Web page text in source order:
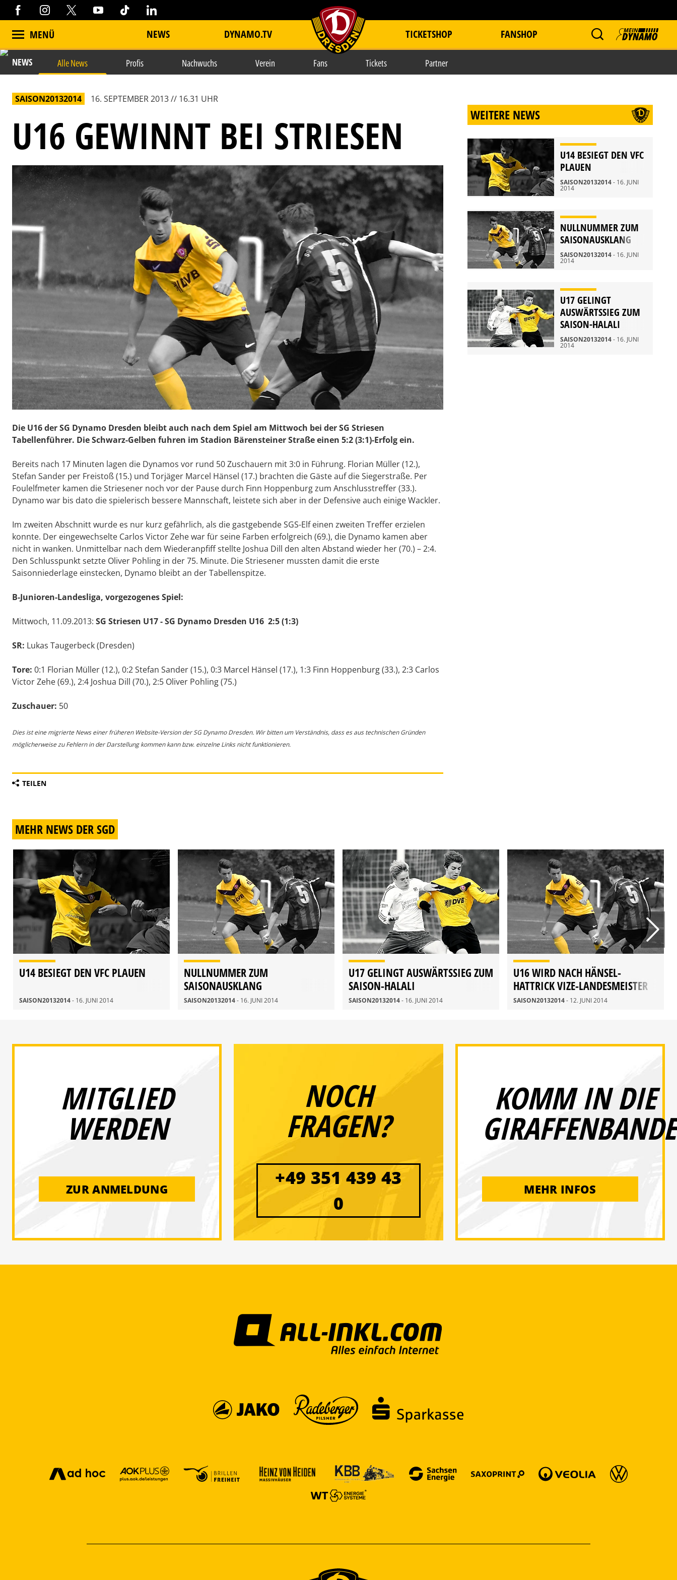
MENÜ NEWS DYNAMO.TV item.title TICKETSHOP FANSHOP
NEWS Alle News Profis Nachwuchs Verein Fans Tickets Partner
SAISON20132014 16. SEPTEMBER 2013 // 16.31 UHR
U16 GEWINNT BEI STRIESEN
Die U16 der SG Dynamo Dresden bleibt auch nach dem Spiel am Mittwoch bei der SG Striesen
Tabellenführer. Die Schwarz-Gelben fuhren im Stadion Bärensteiner Straße einen 5:2 (3:1)-Erfolg ein.
Bereits nach 17 Minuten lagen die Dynamos vor rund 50 Zuschauern mit 3:0 in Führung. Florian Müller (12.),
Stefan Sander per Freistoß (15.) und Torjäger Marcel Hänsel (17.) brachten die Gäste auf die Siegerstraße. Per
Foulelfmeter kamen die Striesener noch vor der Pause durch Finn Hoppenburg zum Anschlusstreffer (33.).
Dynamo war bis dato die spielerisch bessere Mannschaft, leistete sich aber in der Defensive auch einige Wackler.
Im zweiten Abschnitt wurde es nur kurz gefährlich, als die gastgebende SGS-Elf einen zweiten Treffer erzielen
konnte. Der eingewechselte Carlos Victor Zehe war für seine Farben erfolgreich (69.), die Dynamo kamen aber
nicht in wanken. Unmittelbar nach dem Wiederanpfiff stellte Joshua Dill den alten Abstand wieder her (70.) – 2:4.
Den Schlusspunkt setzte Oliver Pohling in der 75. Minute. Die Striesener mussten damit die erste
Saisonniederlage einstecken, Dynamo bleibt an der Tabellenspitze.
B-Junioren-Landesliga, vorgezogenes Spiel:
Mittwoch, 11.09.2013: SG Striesen U17 - SG Dynamo Dresden U16 2:5 (1:3)
SR: Lukas Taugerbeck (Dresden)
Tore: 0:1 Florian Müller (12.), 0:2 Stefan Sander (15.), 0:3 Marcel Hänsel (17.), 1:3 Finn Hoppenburg (33.), 2:3 Carlos
Victor Zehe (69.), 2:4 Joshua Dill (70.), 2:5 Oliver Pohling (75.)
Zuschauer: 50
Dies ist eine migrierte News einer früheren Website-Version der SG Dynamo Dresden. Wir bitten um Verständnis, dass es aus technischen Gründen
möglicherweise zu Fehlern in der Darstellung kommen kann bzw. einzelne Links nicht funktionieren.
TEILEN
WEITERE NEWS
U14 BESIEGT DEN VFC
PLAUEN
SAISON20132014- 16. JUNI
2014
NULLNUMMER ZUM
SAISONAUSKLANG
SAISON20132014- 16. JUNI
2014
U17 GELINGT
AUSWÄRTSSIEG ZUM
SAISON-HALALI
SAISON20132014- 16. JUNI
2014
MEHR NEWS DER SGD
U14 BESIEGT DEN VFC PLAUEN
SAISON20132014- 16. JUNI 2014
NULLNUMMER ZUM
SAISONAUSKLANG
SAISON20132014- 16. JUNI 2014
U17 GELINGT AUSWÄRTSSIEG ZUM
SAISON-HALALI
SAISON20132014- 16. JUNI 2014
U16 WIRD NACH HÄNSEL-
HATTRICK VIZE-LANDESMEISTER
SAISON20132014- 12. JUNI 2014
MITGLIED
WERDEN
ZUR ANMELDUNG
NOCH
FRAGEN?
+49 351 439 43
0
KOMM IN DIE
GIRAFFENBANDE
MEHR INFOS